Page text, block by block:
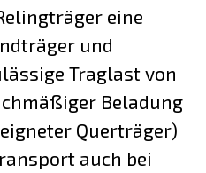
eine
und
Traglast von
Beladung
Querträger)
auch bei